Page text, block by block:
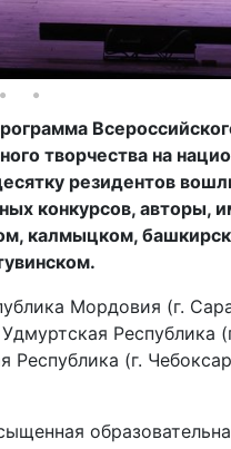
творчества на
резидентов
конкурсов, авторы,
калмыцком,
Мордовия (г.
Республика
Республика (г.